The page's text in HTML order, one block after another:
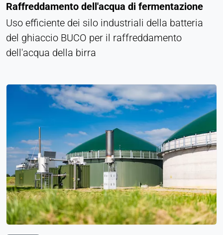
Raffreddamento dell'acqua di fermentazione
Uso efficiente dei silo industriali della batteria
del ghiaccio BUCO per il raffreddamento
dell'acqua della birra